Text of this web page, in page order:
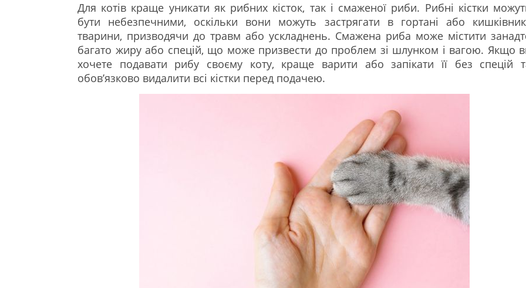
Для котів краще уникати як рибних кісток, так і смаженої риби. Рибні кістки
бути небезпечними, оскільки вони можуть застрягати в гортані або
тварини, призводячи до травм або ускладнень. Смажена риба може містити
багато жиру або спецій, що може призвести до проблем зі шлунком і вагою. Якщо
хочете подавати рибу своєму коту, краще варити або запікати її без спецій
обов’язково видалити всі кістки перед подачею.